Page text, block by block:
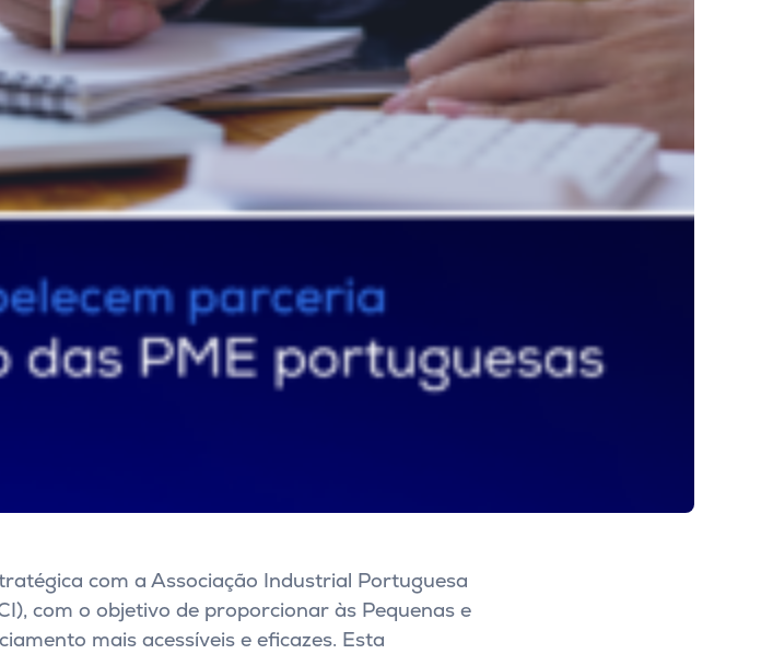
com a Associação Industrial Portuguesa
com o objetivo de proporcionar às Pequenas e
mais acessíveis e eficazes. Esta